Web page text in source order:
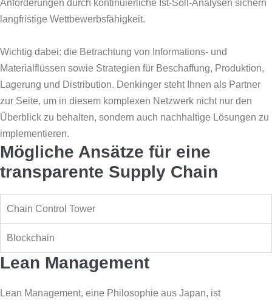
Anforderungen durch kontinuierliche Ist-Soll-Analysen sichern
langfristige Wettbewerbsfähigkeit.
Wichtig dabei: die Betrachtung von Informations- und
Materialflüssen sowie Strategien für Beschaffung, Produktion,
Lagerung und Distribution. Denkinger steht Ihnen als Partner
zur Seite, um in diesem komplexen Netzwerk nicht nur den
Überblick zu behalten, sondern auch nachhaltige Lösungen zu
implementieren.
Mögliche Ansätze für eine
transparente Supply Chain
Chain Control Tower
Blockchain
Lean Management
Lean Management, eine Philosophie aus Japan, ist